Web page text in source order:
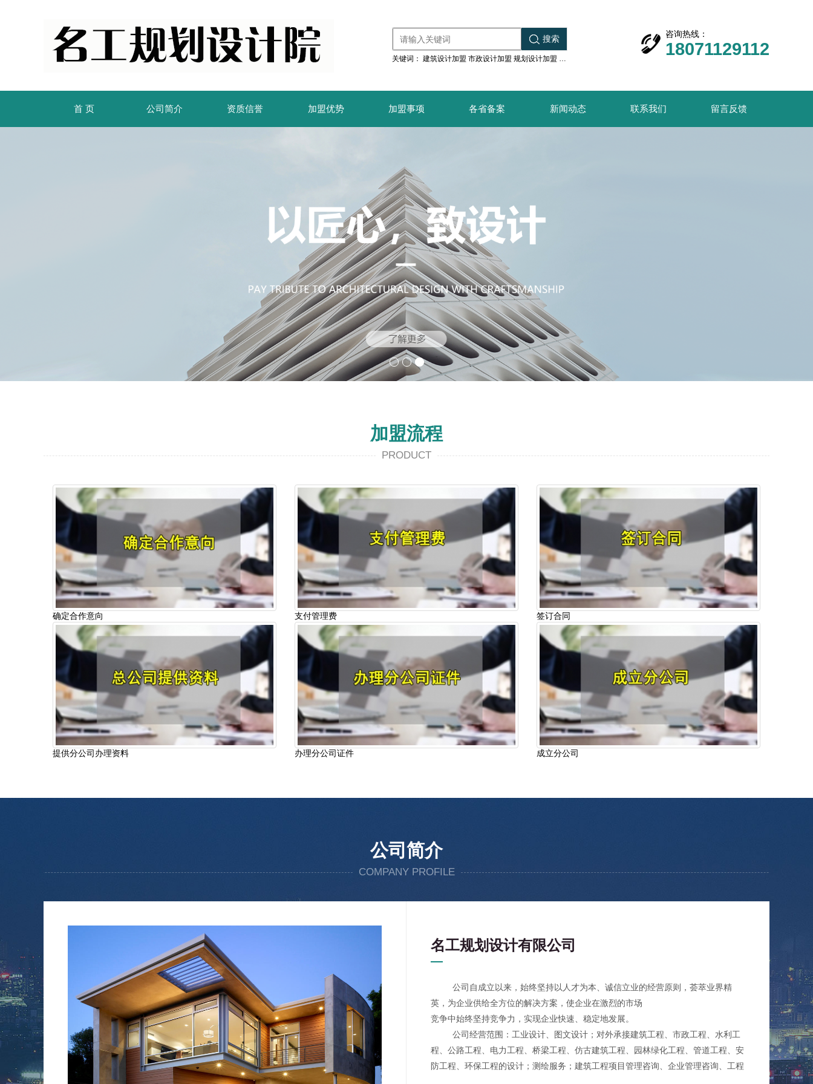
搜索
关键词： 建筑设计加盟 市政设计加盟 规划设计加盟 水利设计加盟
咨询热线：
18071129112
首 页 公司简介 资质信誉 加盟优势 加盟事项 各省备案 新闻动态 联系我们 留言反馈
加盟流程
PRODUCT
确定合作意向 支付管理费 签订合同
提供分公司办理资料 办理分公司证件 成立分公司
公司简介
COMPANY PROFILE
名工规划设计有限公司
公司自成立以来，始终坚持以人才为本、诚信立业的经营原则，荟萃业界精
英，为企业供给全方位的解决方案，使企业在激烈的市场
竞争中始终坚持竞争力，实现企业快速、稳定地发展。
公司经营范围：工业设计、图文设计；对外承接建筑工程、市政工程、水利工
程、公路工程、电力工程、桥梁工程、仿古建筑工程、园林绿化工程、管道工程、安
防工程、环保工程的设计；测绘服务；建筑工程项目管理咨询、企业管理咨询、工程